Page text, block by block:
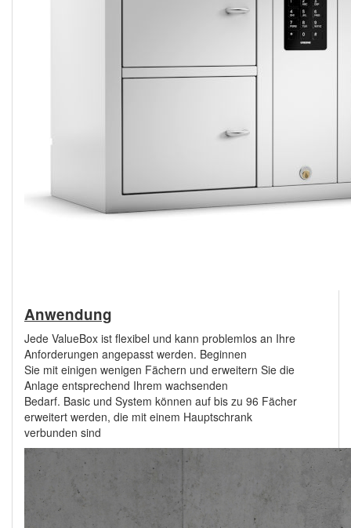
Anwendung
Jede ValueBox ist flexibel und kann problemlos an Ihre
Anforderungen angepasst werden. Beginnen
Sie mit einigen wenigen Fächern und erweitern Sie die
Anlage entsprechend Ihrem wachsenden
Bedarf. Basic und System können auf bis zu 96 Fächer
erweitert werden, die mit einem Hauptschrank
verbunden sind